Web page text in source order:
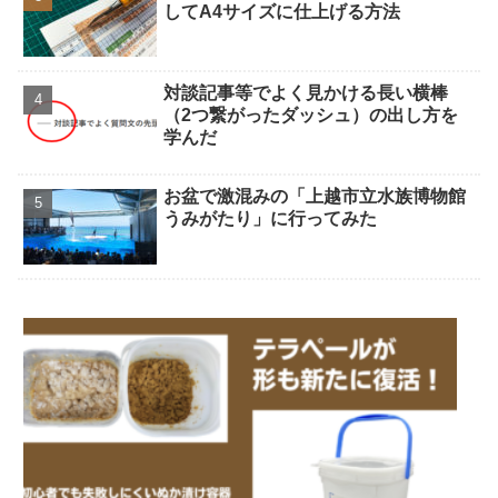
してA4サイズに仕上げる方法
対談記事等でよく見かける長い横棒
（2つ繋がったダッシュ）の出し方を
学んだ
お盆で激混みの「上越市立水族博物館
うみがたり」に行ってみた